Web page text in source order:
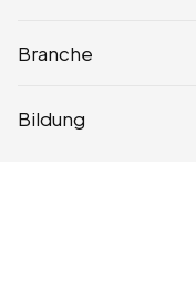
Branche
Bildung